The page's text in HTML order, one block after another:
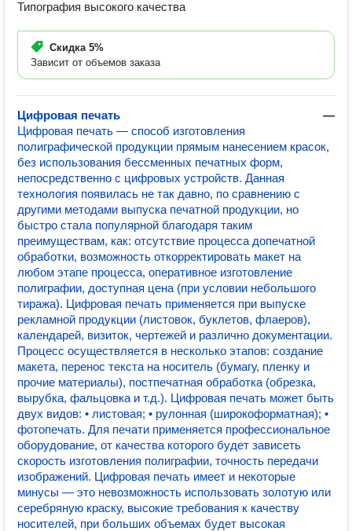
Типография высокого качества
Скидка 5%
Зависит от объемов заказа
Цифровая печать
—
Цифровая печать — способ изготовления
полиграфической продукции прямым нанесением красок,
без использования бессменных печатных форм,
непосредственно с цифровых устройств. Данная
технология появилась не так давно, по сравнению с
другими методами выпуска печатной продукции, но
быстро стала популярной благодаря таким
преимуществам, как: отсутствие процесса допечатной
обработки, возможность откорректировать макет на
любом этапе процесса, оперативное изготовление
полиграфии, доступная цена (при условии небольшого
тиража). Цифровая печать применяется при выпуске
рекламной продукции (листовок, буклетов, флаеров),
календарей, визиток, чертежей и различно документации.
Процесс осуществляется в несколько этапов: создание
макета, перенос текста на носитель (бумагу, пленку и
прочие материалы), постпечатная обработка (обрезка,
вырубка, фальцовка и т.д.). Цифровая печать может быть
двух видов: • листовая; • рулонная (широкоформатная); •
фотопечать. Для печати применяется профессиональное
оборудование, от качества которого будет зависеть
скорость изготовления полиграфии, точность передачи
изображений. Цифровая печать имеет и некоторые
минусы — это невозможность использовать золотую или
серебряную краску, высокие требования к качеству
носителей, при больших объемах будет высокая